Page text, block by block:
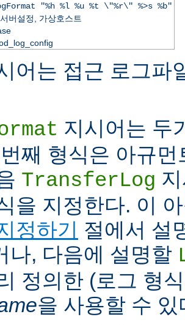
"%h %l %u %t \"%r\" %>s %b"
버설정, 가상호스트
어는 접근 로그파
지시어는 두
째 형식은 아규
TransferLog
을 지정한다. 이
정하기 절에서 설
나, 다음에 설명할
정의한 (로그 형
을 사용할 수 있